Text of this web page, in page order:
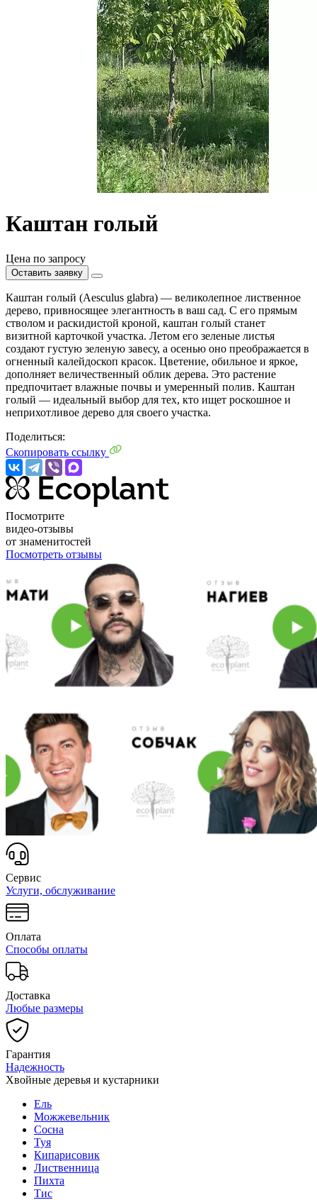
Каштан голый
Цена по запросу
Оставить заявку
Каштан голый (Aesculus glabra) — великолепное лиственное
дерево, привносящее элегантность в ваш сад. С его прямым
стволом и раскидистой кроной, каштан голый станет
визитной карточкой участка. Летом его зеленые листья
создают густую зеленую завесу, а осенью оно преображается в
огненный калейдоскоп красок. Цветение, обильное и яркое,
дополняет величественный облик дерева. Это растение
предпочитает влажные почвы и умеренный полив. Каштан
голый — идеальный выбор для тех, кто ищет роскошное и
неприхотливое дерево для своего участка.
Поделиться:
Скопировать ссылку
Посмотрите
видео-отзывы
от знаменитостей
Посмотреть отзывы
Сервис
Услуги, обслуживание
Оплата
Способы оплаты
Доставка
Любые размеры
Гарантия
Надежность
Хвойные деревья и кустарники
Ель
Можжевельник
Сосна
Туя
Кипарисовик
Лиственница
Пихта
Тис